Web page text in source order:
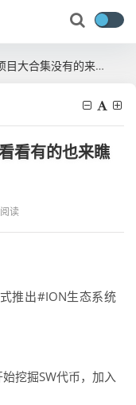
集没有的来看看有的也来瞧瞧
看有的也来瞧
读
推出#ION生态系统
挖掘SW代币，加入